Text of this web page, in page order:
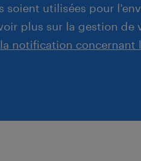
soient utilisées pour
plus sur la gestion de
la notification concernant